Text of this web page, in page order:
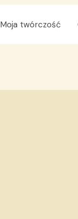
Moja twórczość